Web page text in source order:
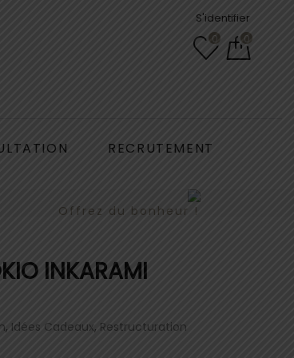
S'identifier
0 0
RECRUTEMENT
INKARAMI
, Idées Cadeaux, Restructuration
Offrez du bonheur !